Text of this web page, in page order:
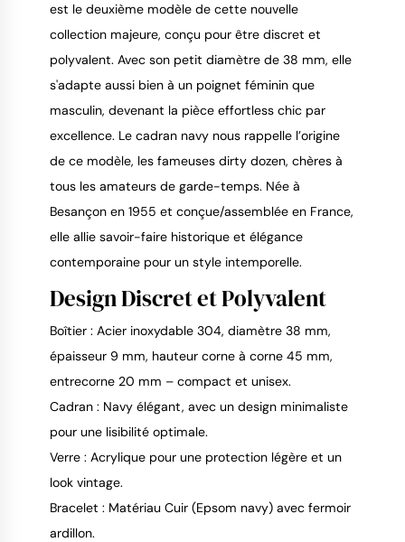
est le deuxième modèle de cette nouvelle
collection majeure, conçu pour être discret et
polyvalent. Avec son petit diamètre de 38 mm, elle
s'adapte aussi bien à un poignet féminin que
masculin, devenant la pièce effortless chic par
excellence. Le cadran navy nous rappelle l’origine
de ce modèle, les fameuses dirty dozen, chères à
tous les amateurs de garde-temps. Née à
Besançon en 1955 et conçue/assemblée en France,
elle allie savoir-faire historique et élégance
contemporaine pour un style intemporelle.
Design Discret et Polyvalent
Boîtier : Acier inoxydable 304, diamètre 38 mm,
épaisseur 9 mm, hauteur corne à corne 45 mm,
entrecorne 20 mm – compact et unisex.
Cadran : Navy élégant, avec un design minimaliste
pour une lisibilité optimale.
Verre : Acrylique pour une protection légère et un
look vintage.
Bracelet : Matériau Cuir (Epsom navy) avec fermoir
ardillon.